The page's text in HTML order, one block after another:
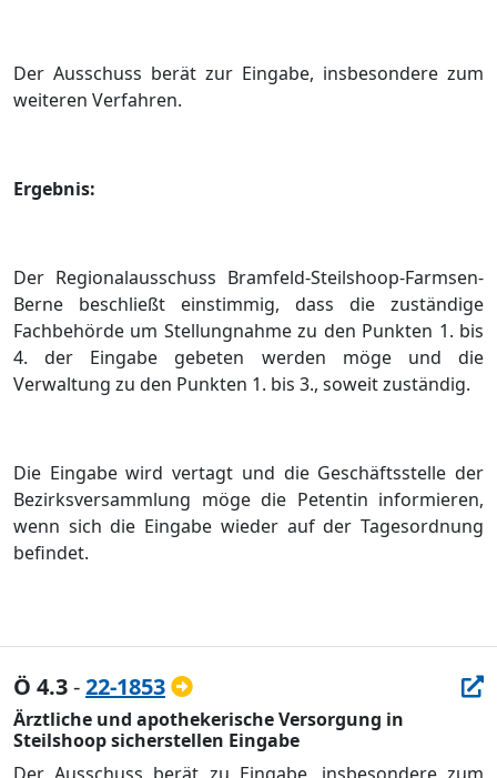
Der Ausschuss berät zur Eingabe, insbesondere zum
weiteren Verfahren.
Ergebnis:
Der Regionalausschuss Bramfeld-Steilshoop-Farmsen-
Berne beschließt einstimmig, dass die zuständige
Fachbehörde um Stellungnahme zu den Punkten 1. bis
4. der Eingabe gebeten werden möge und die
Verwaltung zu den Punkten 1. bis 3., soweit zuständig.
Die Eingabe wird vertagt und die Geschäftsstelle der
Bezirksversammlung möge die Petentin informieren,
wenn sich die Eingabe wieder auf der Tagesordnung
befindet.
Ö 4.3-22-1853
Ärztliche und apothekerische Versorgung in
Steilshoop sicherstellen Eingabe